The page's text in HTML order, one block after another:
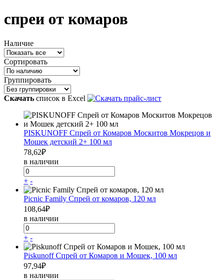
спреи от комаров
Наличие
Сортировать
Группировать
Скачать список в Excel
PISKUNOFF Спрей от Комаров Москитов Мокрецов и
Мошек детский 2+ 100 мл
78,62₽
в наличии
+ -
Picnic Family Спрей от комаров, 120 мл
108,64₽
в наличии
+ -
Piskunoff Спрей от Комаров и Мошек, 100 мл
97,94₽
в наличии